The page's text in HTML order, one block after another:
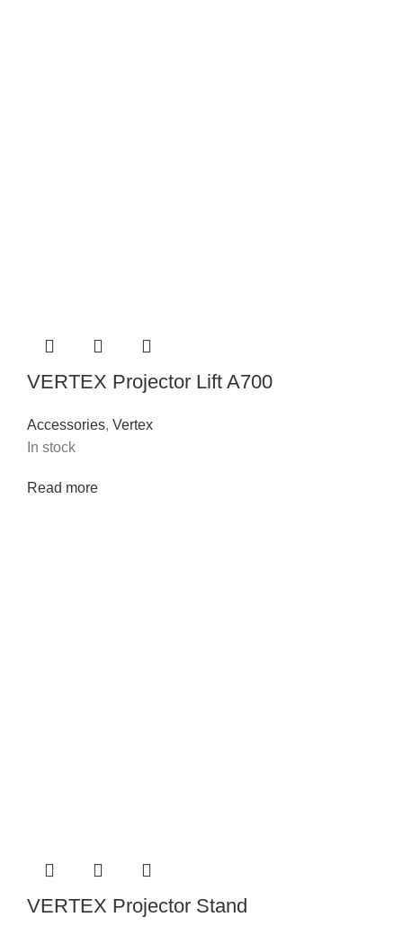
VERTEX Projector Lift A700
Accessories, Vertex
In stock
Read more
VERTEX Projector Stand